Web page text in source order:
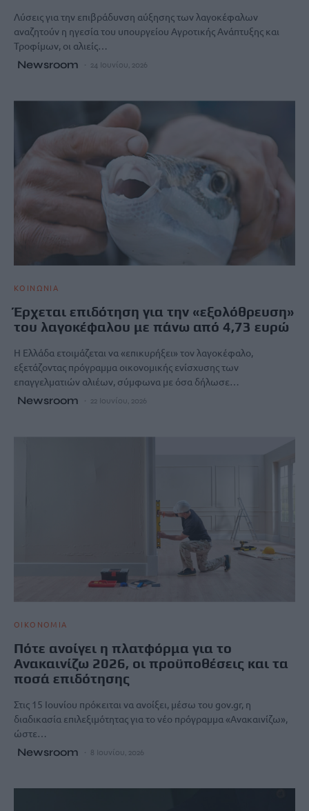
Λύσεις για την επιβράδυνση αύξησης των λαγοκέφαλων
αναζητούν η ηγεσία του υπουργείου Αγροτικής Ανάπτυξης και
Τροφίμων, οι αλιείς…
Newsroom 24 Ιουνίου, 2026
ΚΟΙΝΩΝΙΑ
Έρχεται επιδότηση για την «εξολόθρευση»
του λαγοκέφαλου με πάνω από 4,73 ευρώ
Η Ελλάδα ετοιμάζεται να «επικυρήξει» τον λαγοκέφαλο,
εξετάζοντας πρόγραμμα οικονομικής ενίσχυσης των
επαγγελματιών αλιέων, σύμφωνα με όσα δήλωσε…
Newsroom 22 Ιουνίου, 2026
ΟΙΚΟΝΟΜΙΑ
Πότε ανοίγει η πλατφόρμα για το
Ανακαινίζω 2026, οι προϋποθέσεις και τα
ποσά επιδότησης
Στις 15 Ιουνίου πρόκειται να ανοίξει, μέσω του gov.gr, η
διαδικασία επιλεξιμότητας για το νέο πρόγραμμα «Aνακαινίζω»,
ώστε…
Newsroom 8 Ιουνίου, 2026